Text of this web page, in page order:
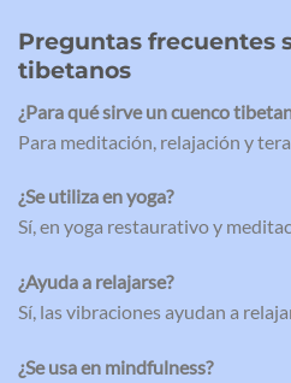
Preguntas frecuentes
tibetanos
¿Para qué sirve un cuenco
Para meditación, relajación y
¿Se utiliza en yoga?
Sí, en yoga restaurativo y
¿Ayuda a relajarse?
Sí, las vibraciones ayudan a
¿Se usa en mindfulness?